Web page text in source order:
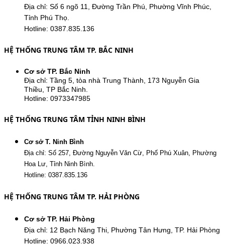
Địa chỉ: Số 6 ngõ 11, Đường Trần Phú, Phường Vĩnh Phúc,
Tỉnh Phú Thọ.
Hotline: 0387.835.136
HỆ THỐNG TRUNG TÂM TP. BẮC NINH
Cơ sở TP. Bắc Ninh
Địa chỉ: Tầng 5, tòa nhà Trung Thành, 173 Nguyễn Gia
Thiều, TP Bắc Ninh.
Hotline: 0973347985
HỆ THỐNG TRUNG TÂM TỈNH NINH BÌNH
Cơ sở T. Ninh Bình
Địa chỉ: Số 257, Đường Nguyễn Văn Cừ, Phố Phú Xuân, Phường
Hoa Lư, Tỉnh Ninh Bình.
Hotline: 0387.835.136
HỆ THỐNG TRUNG TÂM TP. HẢI PHÒNG
Cơ sở TP. Hải Phòng
Địa chỉ: 12 Bạch Năng Thi, Phường Tân Hưng, TP. Hải Phòng
Hotline: 0966.023.938